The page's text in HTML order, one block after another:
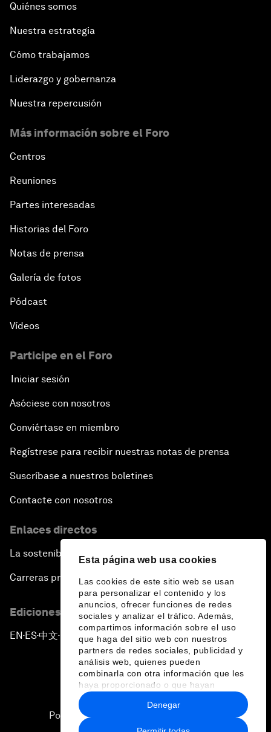
Esta página web usa cookies
Las cookies de este sitio web se usan
para personalizar el contenido y los
anuncios, ofrecer funciones de redes
sociales y analizar el tráfico. Además,
compartimos información sobre el uso
que haga del sitio web con nuestros
partners de redes sociales, publicidad y
análisis web, quienes pueden
combinarla con otra información que les
haya proporcionado o que hayan
recopilado a partir del uso que haya
hecho de sus servicios.
Denegar
Quiénes somos
Nuestra estrategia
Cómo trabajamos
Liderazgo y gobernanza
Nuestra repercusión
Más información sobre el Foro
Centros
Reuniones
Partes interesadas
Historias del Foro
Notas de prensa
Galería de fotos
Pódcast
Vídeos
Participe en el Foro
Iniciar sesión
Asóciese con nosotros
Conviértase en miembro
Regístrese para recibir nuestras notas de prensa
Suscríbase a nuestros boletines
Contacte con nosotros
Enlaces directos
La sostenibilidad en el Foro
Carreras profesionales
Ediciones en otros idiomas
EN ▪ES▪中文▪ 日本語
Política de privacidad y normas de uso